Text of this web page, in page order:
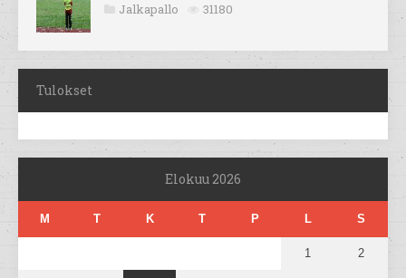
Jalkapallo 31180
Tulokset
Elokuu 2026
M T K T P L S
1 2